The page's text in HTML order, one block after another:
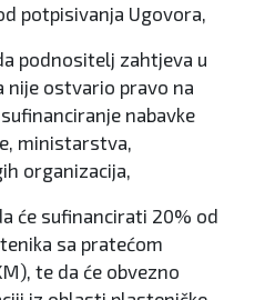
potpisivanja Ugovora,
podnositelj zahtjeva u
nije ostvario pravo na
nabavke
ministarstva,
organizacija,
će sufinancirati 20% od
sa pratećom
te da će obvezno